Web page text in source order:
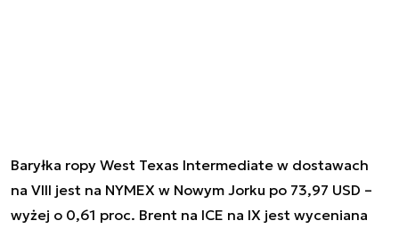
Baryłka ropy West Texas Intermediate w dostawach
na VIII jest na NYMEX w Nowym Jorku po 73,97 USD –
wyżej o 0,61 proc. Brent na ICE na IX jest wyceniana